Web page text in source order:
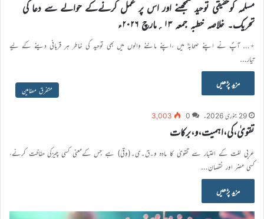
مسلمہ کوحقیقی توحید سمجھنے اور اس پر عمل کرنےکے حوالے سے دعا کی
تحریک۔ خلاصہ خطبہ جمعہ ۱۳؍مارچ ۲۰۲۶ء
٭… آپؐ نے اپنے صحابہؓ میں ،اپنے ماننے والوں میں بھی توحید کی خاطر ہر قربانی دینے کے لیے
تیار…
مزید پڑھیں
متفرق مضامین
29 جنوری 2026ء 0
3,003
تقویٰ،کی،اہمیت،و،برکات
عربی لغت کے اعتبار سے تقویٰ کا مادہ و۔ق۔ی۔(وقیٰ) ہے جس کےمعنی کسی چیزکی حفاظت کرنے،
کسی مضر اور نقصان…
مزید پڑھیں